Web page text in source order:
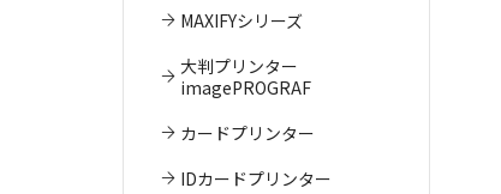
MAXIFYシリーズ
大判プリンター
imagePROGRAF
カードプリンター
IDカードプリンター